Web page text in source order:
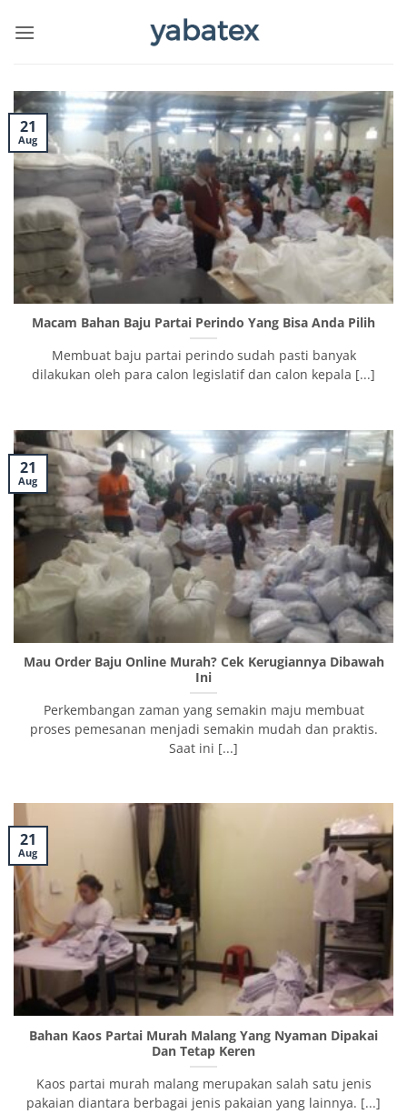
Macam Bahan Baju Partai Perindo Yang Bisa Anda Pilih
Membuat baju partai perindo sudah pasti banyak
dilakukan oleh para calon legislatif dan calon kepala [...]
21
Aug
Mau Order Baju Online Murah? Cek Kerugiannya Dibawah
Ini
Perkembangan zaman yang semakin maju membuat
proses pemesanan menjadi semakin mudah dan praktis.
Saat ini [...]
21
Aug
Bahan Kaos Partai Murah Malang Yang Nyaman Dipakai
Dan Tetap Keren
Kaos partai murah malang merupakan salah satu jenis
pakaian diantara berbagai jenis pakaian yang lainnya. [...]
21
Aug